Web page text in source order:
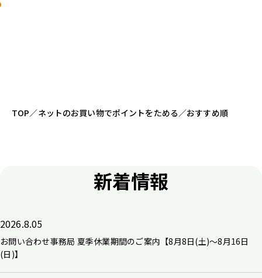
TOP／ネットのお買い物でポイントをためる／おすすめ順
新着情報
2026.8.05
お問い合わせ事務局 夏季休業期間のご案内【8月8日(土)～8月16日
(日)】